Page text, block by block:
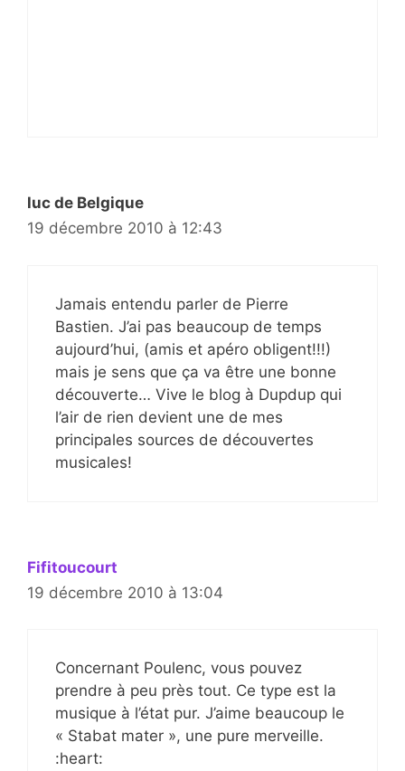
luc de Belgique
19 décembre 2010 à 12:43
Jamais entendu parler de Pierre
Bastien. J’ai pas beaucoup de temps
aujourd’hui, (amis et apéro obligent!!!)
mais je sens que ça va être une bonne
découverte… Vive le blog à Dupdup qui
l’air de rien devient une de mes
principales sources de découvertes
musicales!
Fifitoucourt
19 décembre 2010 à 13:04
Concernant Poulenc, vous pouvez
prendre à peu près tout. Ce type est la
musique à l’état pur. J’aime beaucoup le
« Stabat mater », une pure merveille.
:heart: